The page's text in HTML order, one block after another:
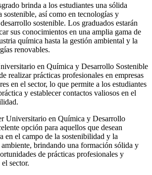
brinda a los estudiantes una sólida
así como en tecnologías y
sostenible. Los graduados estarán
sus conocimientos en una amplia gama de
química hasta la gestión ambiental y la
renovables.
en Química y Desarrollo Sostenible
realizar prácticas profesionales en empresas
en el sector, lo que permite a los estudiantes
y establecer contactos valiosos en el
Universitario en Química y Desarrollo
opción para aquellos que desean
en el campo de la sostenibilidad y la
brindando una formación sólida y
de prácticas profesionales y
sector.